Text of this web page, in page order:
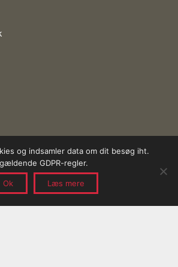
og indsamler data om dit besøg iht.
gældende GDPR-regler.
Ok Læs mere